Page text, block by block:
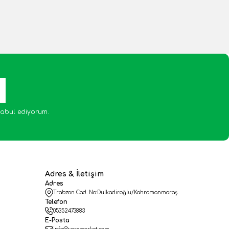
ediyorum.
Adres & İletişim
Adres
Trabzon Cad. No:Dulkadiroğlu/Kahramanmaraş
Telefon
05352473883
E-Posta